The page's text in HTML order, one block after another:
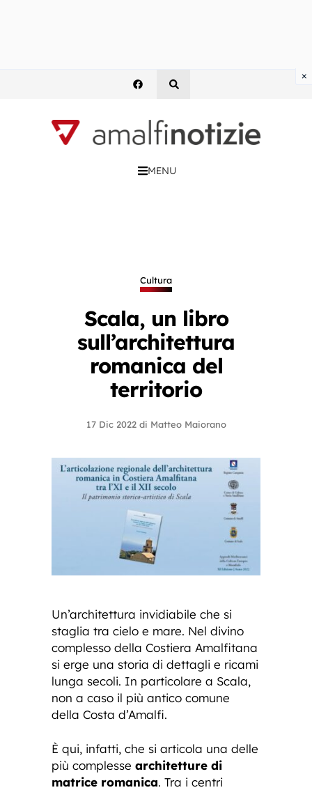
MENU
Cultura
Scala, un libro
sull’architettura
romanica del
territorio
17 Dic 2022 di Matteo Maiorano
Un’architettura invidiabile che si
staglia tra cielo e mare. Nel divino
complesso della Costiera Amalfitana
si erge una storia di dettagli e ricami
lunga secoli. In particolare a Scala,
non a caso il più antico comune
della Costa d’Amalfi.
È qui, infatti, che si articola una delle
più complesse architetture di
matrice romanica. Tra i centri
×